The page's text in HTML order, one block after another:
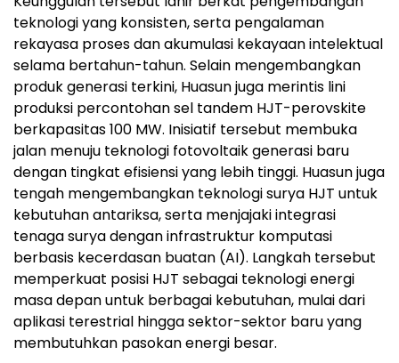
teknologi yang konsisten, serta pengalaman
rekayasa proses dan akumulasi kekayaan intelektual
selama bertahun-tahun. Selain mengembangkan
produk generasi terkini, Huasun juga merintis lini
produksi percontohan sel tandem HJT-perovskite
berkapasitas 100 MW. Inisiatif tersebut membuka
jalan menuju teknologi fotovoltaik generasi baru
dengan tingkat efisiensi yang lebih tinggi. Huasun juga
tengah mengembangkan teknologi surya HJT untuk
kebutuhan antariksa, serta menjajaki integrasi
tenaga surya dengan infrastruktur komputasi
berbasis kecerdasan buatan (AI). Langkah tersebut
memperkuat posisi HJT sebagai teknologi energi
masa depan untuk berbagai kebutuhan, mulai dari
aplikasi terestrial hingga sektor-sektor baru yang
membutuhkan pasokan energi besar.